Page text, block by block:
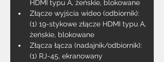
HDMI typu A, żeńskie, blokowane
Złącze wyjścia wideo (odbiornik):
(1) 19-stykowe złącze HDMI typu A,
żeńskie, blokowane
Złącza łącza (nadajnik/odbiornik):
(1) RJ-45, ekranowany